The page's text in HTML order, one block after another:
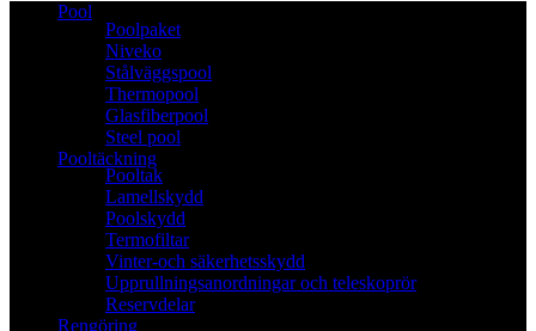
Pool
Poolpaket
Niveko
Stålväggspool
Thermopool
Glasfiberpool
Steel pool
Pooltäckning
Pooltak
Lamellskydd
Poolskydd
Termofiltar
Vinter-och säkerhetsskydd
Upprullningsanordningar och teleskoprör
Reservdelar
Rengöring